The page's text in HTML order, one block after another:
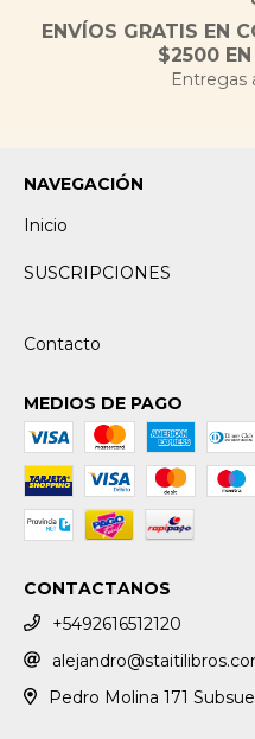
ENVÍOS GRATIS EN
$2500
Entregas
NAVEGACIÓN
Inicio
SUSCRIPCIONES
Contacto
MEDIOS DE PAGO
CONTACTANOS
+5492616512120
Pedro Molina 171